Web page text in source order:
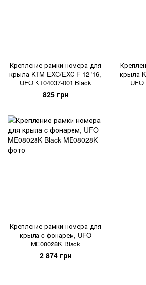
Крепление рамки номера для
крыла KTM EXC/EXC-F 12-'16,
UFO KT04037-001 Black
825 грн
крыла
UFO
Крепление рамки номера для
крыла c фонарем, UFO
ME08028K Black
2 874 грн